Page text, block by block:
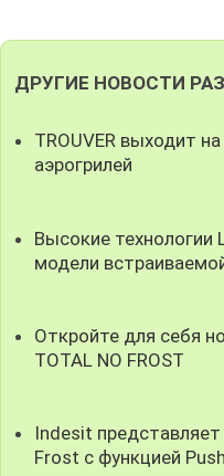
ДРУГИЕ НОВОСТИ
TROUVER выходит
аэрогрилей
Высокие технологии
модели
Откройте для себя
TOTAL NO FROST
Indesit
Frost c функцией